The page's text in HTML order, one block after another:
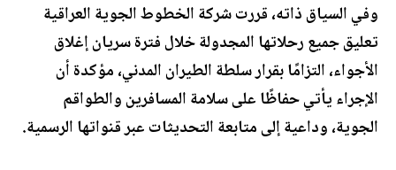
وفي السياق ذاته، قررت شركة الخطوط الجوية العراقية
تعليق جميع رحلاتها المجدولة خلال فترة سريان إغلاق
الأجواء، التزامًا بقرار سلطة الطيران المدني، مؤكدة أن
الإجراء يأتي حفاظًا على سلامة المسافرين والطواقم
الجوية، وداعية إلى متابعة التحديثات عبر قنواتها الرسمية.